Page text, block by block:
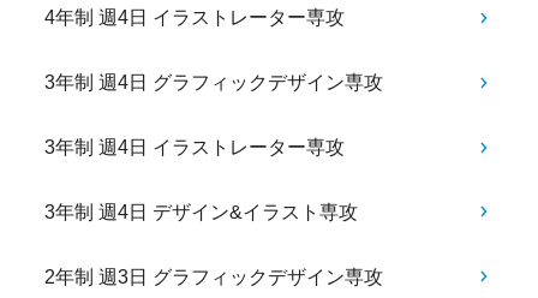
4年制 週4日 イラストレーター専攻
3年制 週4日 グラフィックデザイン専攻
3年制 週4日 イラストレーター専攻
3年制 週4日 デザイン&イラスト専攻
2年制 週3日 グラフィックデザイン専攻